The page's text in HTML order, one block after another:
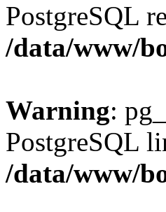
PostgreSQL
/data/www/
Warning:
PostgreSQL
/data/www/